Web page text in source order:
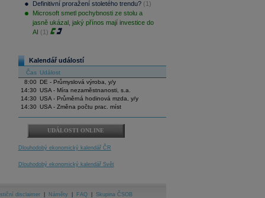
Definitivní proražení stoletého trendu? (1)
Microsoft smetl pochybnosti ze stolu a
jasně ukázal, jaký přínos mají investice do
AI (1)
Kalendář událostí
Čas Událost
8:00
DE - Průmyslová výroba, y/y
14:30 USA - Míra nezaměstnanosti, s.a.
14:30 USA - Průměrná hodinová mzda, y/y
14:30 USA - Změna počtu prac. míst
UDÁLOSTI ONLINE
Dlouhodobý ekonomický kalendář ČR
Dlouhodobý ekonomický kalendář Svět
disclaimer Náměty FAQ Skupina ČSOB